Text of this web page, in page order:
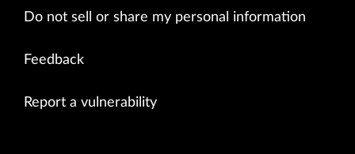
Do not sell or share my personal information
Feedback
Report a vulnerability